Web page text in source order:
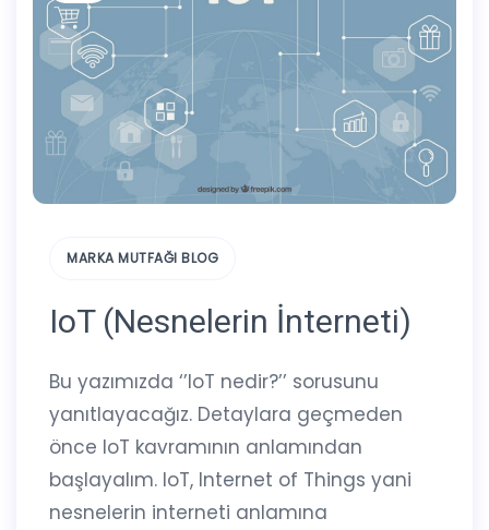
MARKA MUTFAĞI BLOG
IoT (Nesnelerin İnterneti)
Bu yazımızda ‘’loT nedir?’’ sorusunu
yanıtlayacağız. Detaylara geçmeden
önce IoT kavramının anlamından
başlayalım. IoT, Internet of Things yani
nesnelerin interneti anlamına